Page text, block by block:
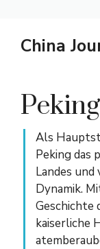
InhaltChina
Peking
Als
Peking das
Landes
Dynamik.
Geschichte
kaiserliche